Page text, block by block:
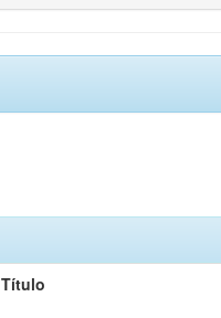
Título